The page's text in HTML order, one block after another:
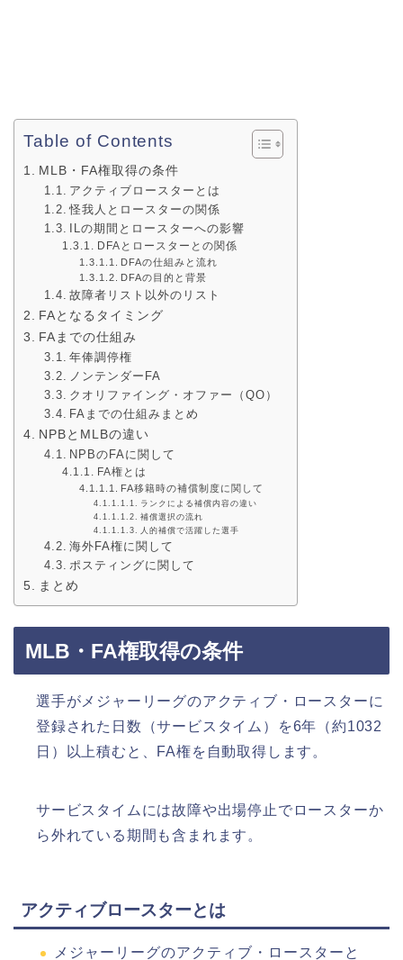
Table of Contents
MLB・FA権取得の条件
アクティブロースターとは
怪我人とロースターの関係
ILの期間とロースターへの影響
DFAとロースターとの関係
DFAの仕組みと流れ
DFAの目的と背景
故障者リスト以外のリスト
FAとなるタイミング
FAまでの仕組み
年俸調停権
ノンテンダーFA
クオリファイング・オファー（QO）
FAまでの仕組みまとめ
NPBとMLBの違い
NPBのFAに関して
FA権とは
FA移籍時の補償制度に関して
ランクによる補償内容の違い
補償選択の流れ
人的補償で活躍した選手
海外FA権に関して
ポスティングに関して
まとめ
MLB・FA権取得の条件
選手がメジャーリーグのアクティブ・ロースターに
登録された日数（サービスタイム）を6年（約1032
日）以上積むと、FA権を自動取得します。
サービスタイムには故障や出場停止でロースターか
ら外れている期間も含まれます。
アクティブロースターとは
メジャーリーグのアクティブ・ロースターと